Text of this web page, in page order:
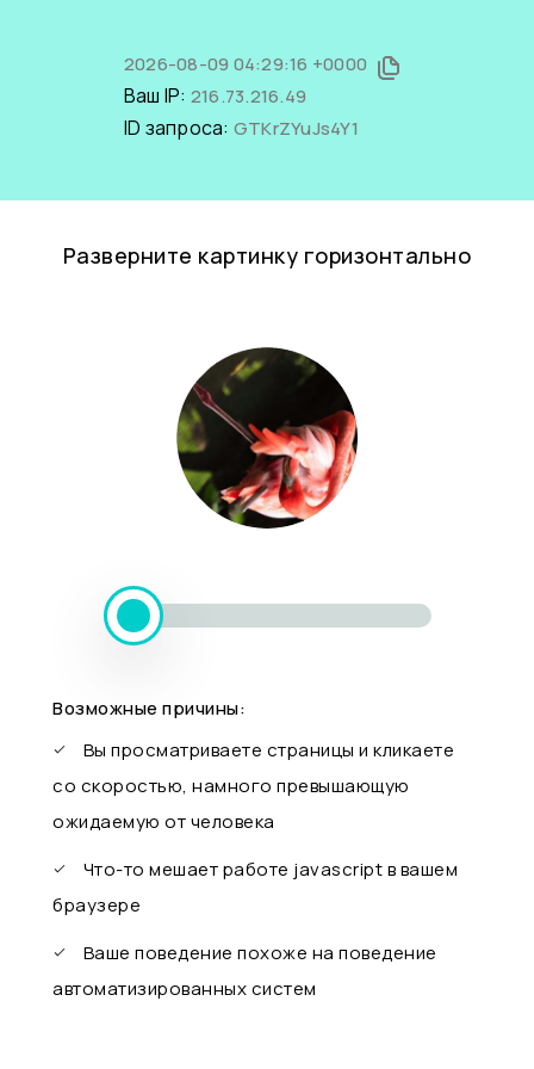
2026-08-09 04:29:16 +0000
Ваш IP: 216.73.216.49
ID запроса: GTKrZYuJs4Y1
Разверните картинку горизонтально
Возможные причины:
Вы просматриваете страницы и кликаете
со скоростью, намного превышающую
ожидаемую от человека
Что-то мешает работе javascript в вашем
браузере
Ваше поведение похоже на поведение
автоматизированных систем